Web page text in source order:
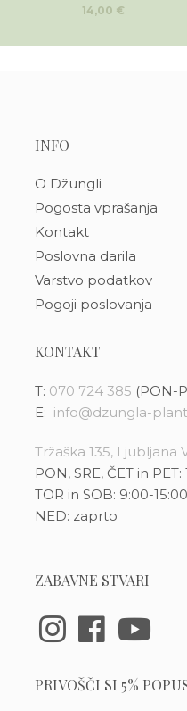
14,00 €
INFO
O Džungli
Pogosta vprašanja
Kontakt
Poslovna darila
Varstvo podatkov
Pogoji poslovanja
KONTAKT
T: 070 724 385 (PON-
E: info@dzungla-
Tržaška 135, Ljubljana
PON, SRE, ČET in PET:
TOR in SOB: 9:00-15:00
NED: zaprto
ZABAVNE STVARI
PRIVOŠČI SI 5%